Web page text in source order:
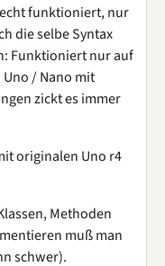
funktioniert, nur
die selbe Syntax
Funktioniert nur auf
/ Nano mit
zickt es immer
originalen Uno r4
Methoden
muß man
schwer).